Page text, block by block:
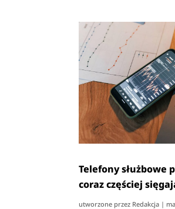
Telefony służbowe
coraz częściej
utworzone przez Redakcja |